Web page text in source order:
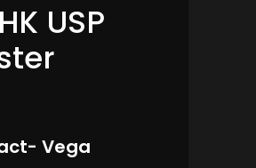
USP
Vega